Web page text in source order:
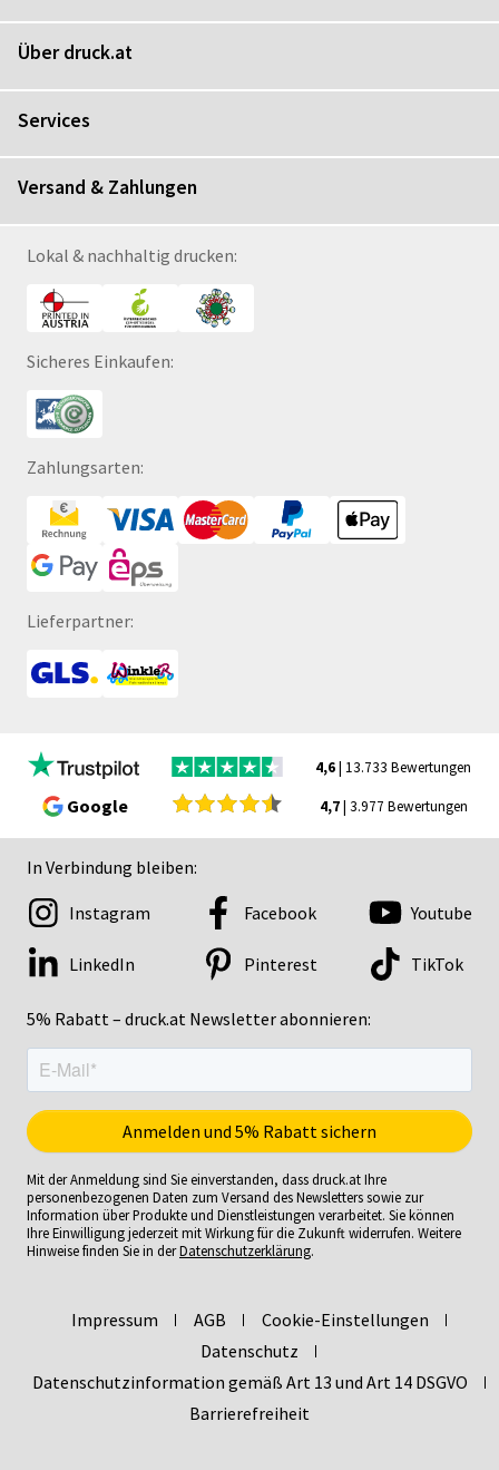
Über druck.at
Services
Versand & Zahlungen
Lokal & nachhaltig drucken:
Sicheres Einkaufen:
Zahlungsarten:
Lieferpartner:
4,6| 13.733 Bewertungen
Google 4,7| 3.977 Bewertungen
In Verbindung bleiben:
5% Rabatt – druck.at Newsletter abonnieren:
Instagram Facebook Youtube
LinkedIn Pinterest TikTok
Mit der Anmeldung sind Sie einverstanden, dass druck.at Ihre
personenbezogenen Daten zum Versand des Newsletters sowie zur
Information über Produkte und Dienstleistungen verarbeitet. Sie können
Ihre Einwilligung jederzeit mit Wirkung für die Zukunft widerrufen. Weitere
Hinweise finden Sie in derDatenschutzerklärung.
Impressum AGB
Cookie-Einstellungen
Datenschutz
Datenschutzinformation gemäß Art 13 und Art 14 DSGVO
Barrierefreiheit